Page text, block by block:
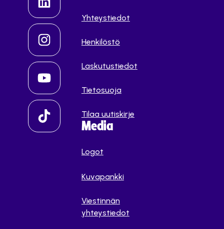
Yhteystiedot
Henkilöstö
Laskutustiedot
Tietosuoja
Tilaa uutiskirje
Media
Logot
Kuvapankki
Viestinnän
yhteystiedot